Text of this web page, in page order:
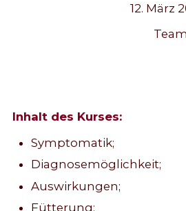
12. März
Inhalt des Kurses:
Symptomatik;
Diagnosemöglichkeit;
Auswirkungen;
Fütterung;